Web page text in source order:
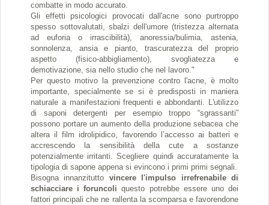
combatte in modo accurato.
Gli effetti psicologici provocati dall'acne sono purtroppo
spesso sottovalutati, sbalzi dell'umore (tristezza alternata
ad euforia o irrascibilità), anoressia/bulimia, astenia,
sonnolenza, ansia e pianto, trascuratezza del proprio
aspetto (fisico-abbigliamento), svogliatezza e
demotivazione, sia nello studio che nel lavoro."
Per questo motivo la prevenzione contro l'acne, è molto
importante, specialmente se si è predisposti in maniera
naturale a manifestazioni frequenti e abbondanti. L'utilizzo
di saponi detergenti per esempio troppo “sgrassanti”
possono portare un aumento della produzione sebacea che
altera il film idrolipidico, favorendo l’accesso ai batteri e
accrescendo la sensibilità della cute a sostanze
potenzialmente irritanti. Scegliere quindi accuratamente la
tipologia di sapone appena si evincono i primi primi segnali.
Bisogna innanzitutto vincere l'impulso irrefrenabile di
schiacciare i foruncoli questo potrebbe essere uno dei
fattori principali che ne rallenta la scomparsa e favorendone